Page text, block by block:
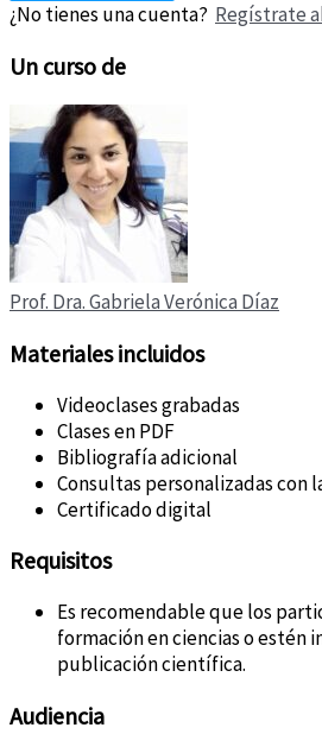
¿No tienes una cuenta? Regístrate
Un curso de
Prof. Dra. Gabriela Verónica Díaz
Materiales incluidos
Videoclases grabadas
Clases en PDF
Bibliografía adicional
Consultas personalizadas con
Certificado digital
Requisitos
Es recomendable que los
formación en ciencias o estén
publicación científica.
Audiencia